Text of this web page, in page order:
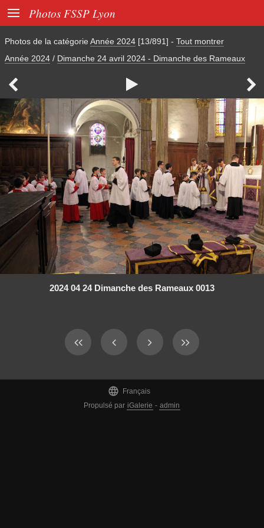
 Photos FSSP Lyon
Photos de la catégorie Année 2024 [13/891] - Tout montrer
Année 2024 / Dimanche 24 avril 2024 - Dimanche des Rameaux
  
2024 04 24 Dimanche des Rameaux 0013

Français
Propulsé par iGalerie - admin